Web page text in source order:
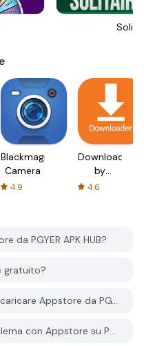
Blackmagic
Camera
4.9
Downloader
by
AFTVnews
4.6
da PGYER APK HUB?
gratuito?
Ho bisogno di un account per scaricare Appstore da PGYER APK HUB?
Come posso segnalare un problema con Appstore su PGYER APK HUB?